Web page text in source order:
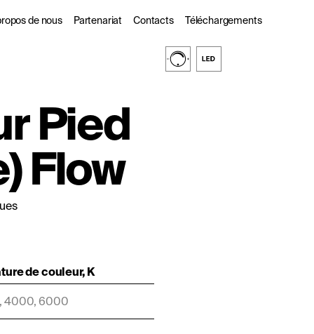
de nous Partenariat
commerciaux
Les Designers
Contacts Téléchargements
Pied
Flow
de couleur, K
4000, 6000